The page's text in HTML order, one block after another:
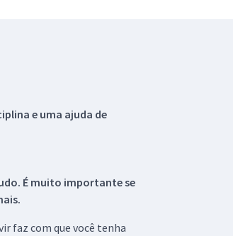
e uma ajuda de
É muito importante se
faz com que você tenha